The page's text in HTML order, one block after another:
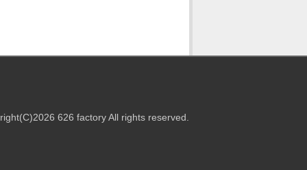
626 factory All rights reserved.